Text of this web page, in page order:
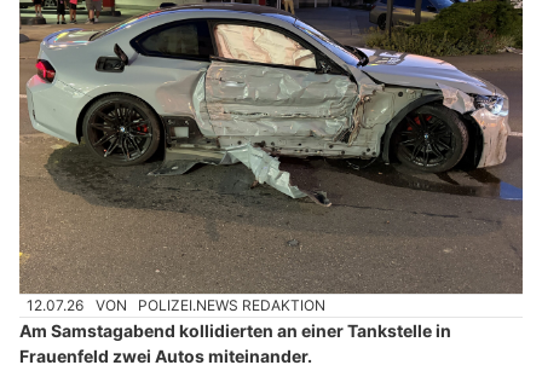
12.07.26 VON POLIZEI.NEWS REDAKTION
Am Samstagabend kollidierten an einer Tankstelle in
Frauenfeld zwei Autos miteinander.